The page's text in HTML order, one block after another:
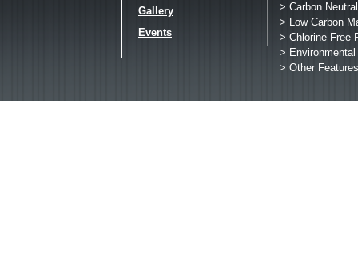
Gallery
Events
> Carbon
> Low Carbon
> Chlorine Free
> Environmental
> Other Features